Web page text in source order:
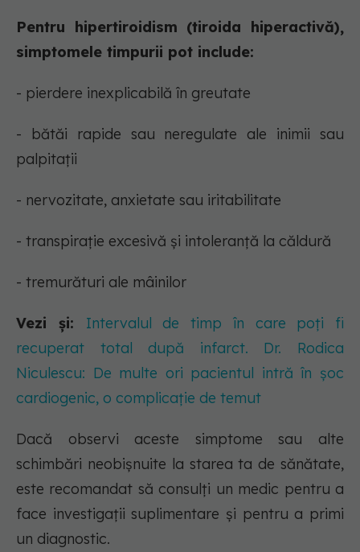
Pentru hipertiroidism (tiroida hiperactivă),
simptomele timpurii pot include:
- pierdere inexplicabilă în greutate
- bătăi rapide sau neregulate ale inimii sau
palpitații
- nervozitate, anxietate sau iritabilitate
- transpirație excesivă și intoleranță la căldură
- tremurături ale mâinilor
Vezi și: Intervalul de timp în care poți fi
recuperat total după infarct. Dr. Rodica
Niculescu: De multe ori pacientul intră în șoc
cardiogenic, o complicație de temut
Dacă observi aceste simptome sau alte
schimbări neobișnuite la starea ta de sănătate,
este recomandat să consulți un medic pentru a
face investigații suplimentare și pentru a primi
un diagnostic.